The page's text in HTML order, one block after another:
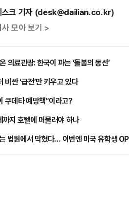
스크 기자 (desk@dailian.co.kr)
모아 보기 >
의료관광: 한국이 파는 ‘돌봄의 동선’
비싼 ‘급전’만 키우고 있다
쿠데타 예방책”이라고?
지 호텔에 머물러야 하나
법원에서 막혔다… 이번엔 미국 유학생